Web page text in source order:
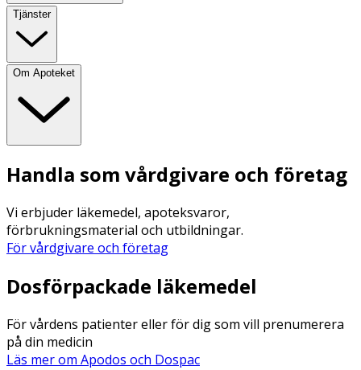
Tjänster
Om Apoteket
Handla som vårdgivare och företag
Vi erbjuder läkemedel, apoteksvaror,
förbrukningsmaterial och utbildningar.
För vårdgivare och företag
Dosförpackade läkemedel
För vårdens patienter eller för dig som vill prenumerera
på din medicin
Läs mer om Apodos och Dospac